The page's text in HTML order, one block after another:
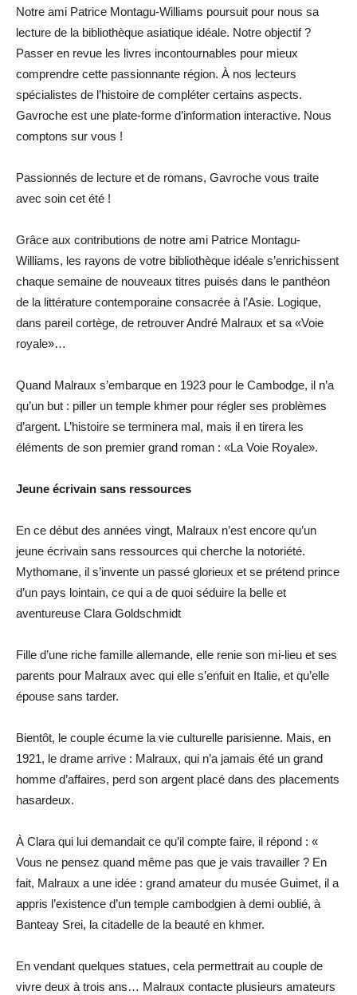
Notre ami Patrice Montagu-Williams poursuit pour nous sa
lecture de la bibliothèque asiatique idéale. Notre objectif ?
Passer en revue les livres incontournables pour mieux
comprendre cette passionnante région. À nos lecteurs
spécialistes de l’histoire de compléter certains aspects.
Gavroche est une plate-forme d’information interactive. Nous
comptons sur vous !
Passionnés de lecture et de romans, Gavroche vous traite
avec soin cet été !
Grâce aux contributions de notre ami Patrice Montagu-
Williams, les rayons de votre bibliothèque idéale s’enrichissent
chaque semaine de nouveaux titres puisés dans le panthéon
de la littérature contemporaine consacrée à l’Asie. Logique,
dans pareil cortège, de retrouver André Malraux et sa «Voie
royale»…
Quand Malraux s’embarque en 1923 pour le Cambodge, il n’a
qu’un but : piller un temple khmer pour régler ses problèmes
d’argent. L’histoire se terminera mal, mais il en tirera les
éléments de son premier grand roman : «La Voie Royale».
Jeune écrivain sans ressources
En ce début des années vingt, Malraux n’est encore qu’un
jeune écrivain sans ressources qui cherche la notoriété.
Mythomane, il s’invente un passé glorieux et se prétend prince
d’un pays lointain, ce qui a de quoi séduire la belle et
aventureuse Clara Goldschmidt
Fille d’une riche famille allemande, elle renie son mi-lieu et ses
parents pour Malraux avec qui elle s’enfuit en Italie, et qu’elle
épouse sans tarder.
Bientôt, le couple écume la vie culturelle parisienne. Mais, en
1921, le drame arrive : Malraux, qui n’a jamais été un grand
homme d’affaires, perd son argent placé dans des placements
hasardeux.
À Clara qui lui demandait ce qu’il compte faire, il répond : «
Vous ne pensez quand même pas que je vais travailler ? En
fait, Malraux a une idée : grand amateur du musée Guimet, il a
appris l’existence d’un temple cambodgien à demi oublié, à
Banteay Srei, la citadelle de la beauté en khmer.
En vendant quelques statues, cela permettrait au couple de
vivre deux à trois ans… Malraux contacte plusieurs amateurs